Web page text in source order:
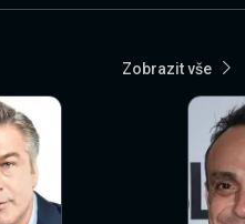
Zobrazit vše